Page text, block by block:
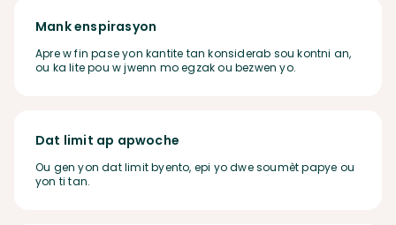
Mank enspirasyon
Apre w fin pase yon kantite tan konsiderab sou kontni an,
ou ka lite pou w jwenn mo egzak ou bezwen yo.
Dat limit ap apwoche
Ou gen yon dat limit byento, epi yo dwe soumèt papye ou
yon ti tan.